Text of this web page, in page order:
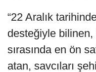
“22 Aralık
desteğiyle bilinen,
sırasında en ön
atan, savcıları